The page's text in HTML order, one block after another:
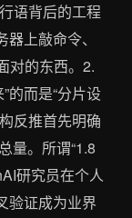
语背后的工程
上敲命令、
对的东西。2.
的而是“分片设
反推首先明确
量。所谓“1.8
研究员在个人
验证成为业界